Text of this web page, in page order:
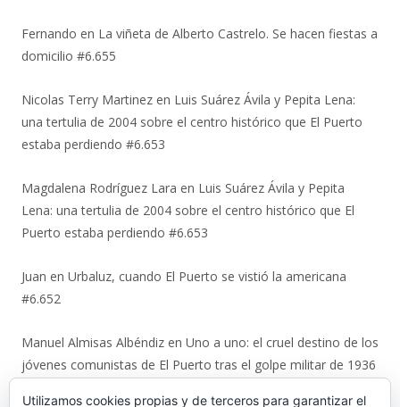
Fernando en La viñeta de Alberto Castrelo. Se hacen fiestas a
domicilio #6.655
Nicolas Terry Martinez en Luis Suárez Ávila y Pepita Lena:
una tertulia de 2004 sobre el centro histórico que El Puerto
estaba perdiendo #6.653
Magdalena Rodríguez Lara en Luis Suárez Ávila y Pepita
Lena: una tertulia de 2004 sobre el centro histórico que El
Puerto estaba perdiendo #6.653
Juan en Urbaluz, cuando El Puerto se vistió la americana
#6.652
Manuel Almisas Albéndiz en Uno a uno: el cruel destino de los
jóvenes comunistas de El Puerto tras el golpe militar de 1936
Utilizamos cookies propias y de terceros para garantizar el